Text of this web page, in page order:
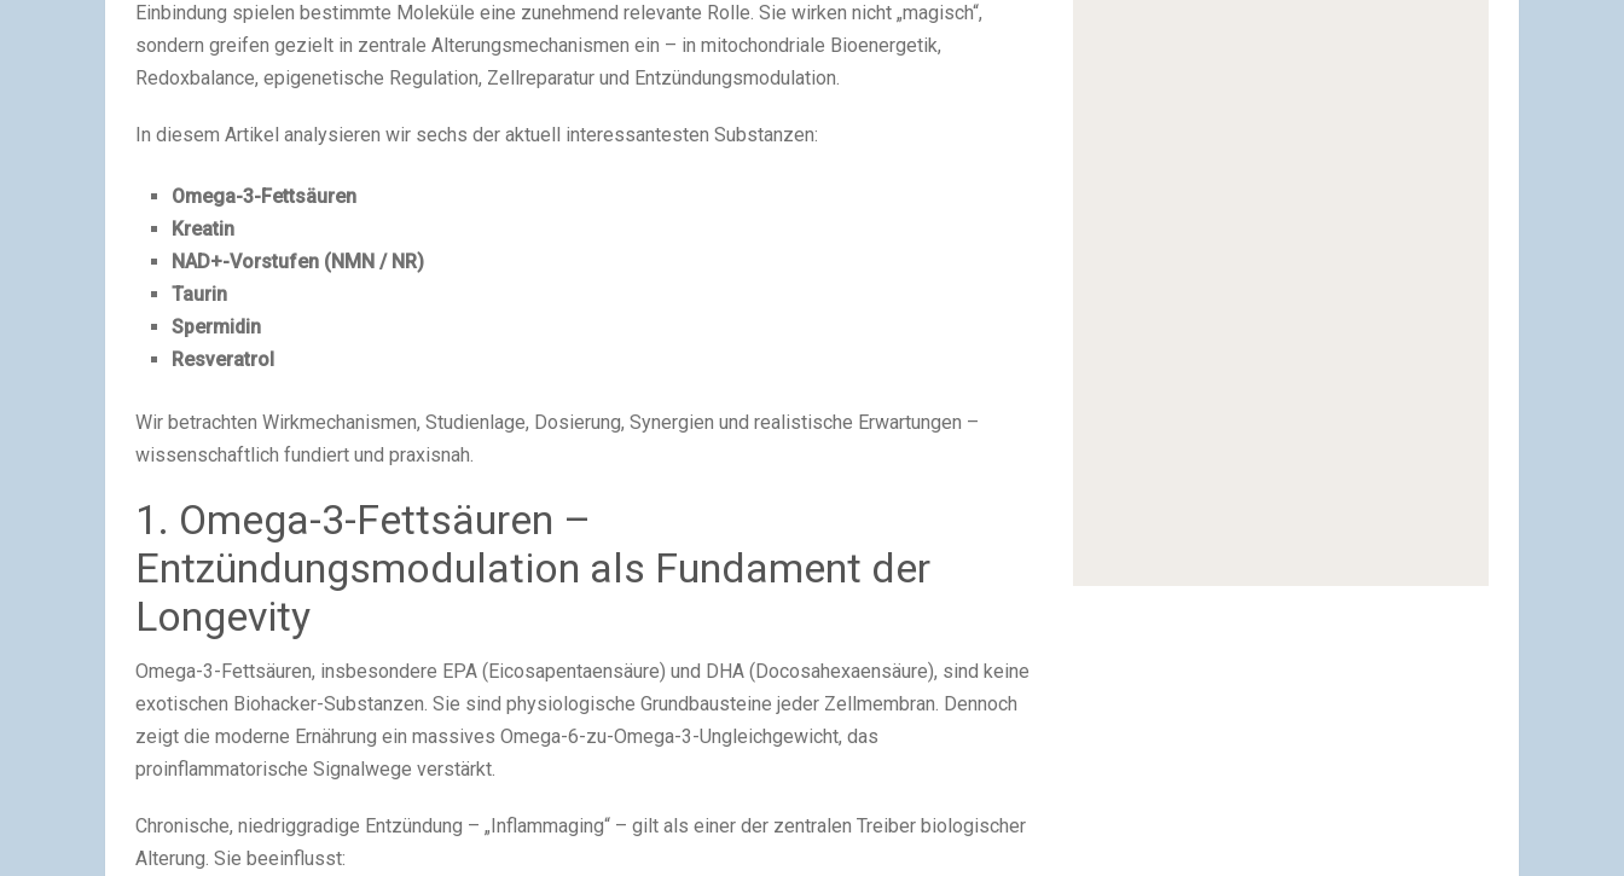
Einbindung spielen bestimmte Moleküle eine zunehmend relevante Rolle. Sie wirken nicht „magisch“,
sondern greifen gezielt in zentrale Alterungsmechanismen ein – in mitochondriale Bioenergetik,
Redoxbalance, epigenetische Regulation, Zellreparatur und Entzündungsmodulation.
In diesem Artikel analysieren wir sechs der aktuell interessantesten Substanzen:
Omega-3-Fettsäuren
Kreatin
NAD+-Vorstufen (NMN / NR)
Taurin
Spermidin
Resveratrol
Wir betrachten Wirkmechanismen, Studienlage, Dosierung, Synergien und realistische Erwartungen –
wissenschaftlich fundiert und praxisnah.
1. Omega-3-Fettsäuren –
Entzündungsmodulation als Fundament der
Longevity
Omega-3-Fettsäuren, insbesondere EPA (Eicosapentaensäure) und DHA (Docosahexaensäure), sind keine
exotischen Biohacker-Substanzen. Sie sind physiologische Grundbausteine jeder Zellmembran. Dennoch
zeigt die moderne Ernährung ein massives Omega-6-zu-Omega-3-Ungleichgewicht, das
proinflammatorische Signalwege verstärkt.
Chronische, niedriggradige Entzündung – „Inflammaging“ – gilt als einer der zentralen Treiber biologischer
Alterung. Sie beeinflusst: